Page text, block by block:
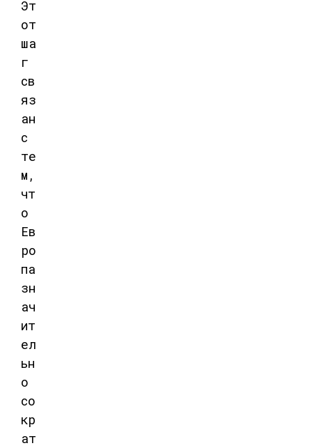
Эт
от
ша
г
св
яз
ан
с
те
м,
чт
о
Ев
ро
па
зн
ач
ит
ел
ьн
о
со
кр
ат